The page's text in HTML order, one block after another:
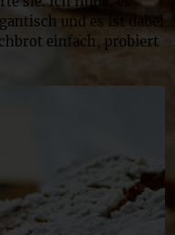
und es ist dabei
einfach, probiert